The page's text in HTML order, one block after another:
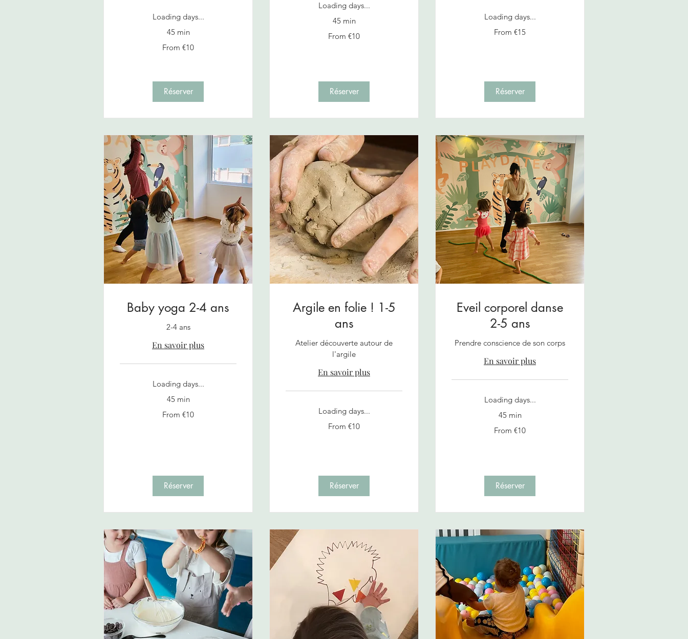
Loading days...
45 min
From €10
Réserver
Loading days...
45 min
From €10
Réserver
Loading days...
From €15
Réserver
Baby yoga 2-4 ans
2-4 ans
En savoir plus
Loading days...
45 min
From €10
Réserver
Argile en folie ! 1-5
ans
Atelier découverte autour de
l'argile
En savoir plus
Loading days...
From €10
Réserver
Eveil corporel danse
2-5 ans
Prendre conscience de son corps
En savoir plus
Loading days...
45 min
From €10
Réserver